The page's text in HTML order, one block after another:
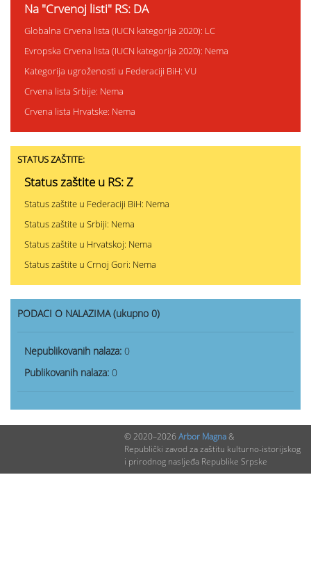
Na "Crvenoj listi" RS: DA
Globalna Crvena lista (IUCN kategorija 2020): LC
Evropska Crvena lista (IUCN kategorija 2020): Nema
Kategorija ugroženosti u Federaciji BiH: VU
Crvena lista Srbije: Nema
Crvena lista Hrvatske: Nema
STATUS ZAŠTITE:
Status zaštite u RS: Z
Status zaštite u Federaciji BiH: Nema
Status zaštite u Srbiji: Nema
Status zaštite u Hrvatskoj: Nema
Status zaštite u Crnoj Gori: Nema
PODACI O NALAZIMA (ukupno 0)
Nepublikovanih nalaza: 0
Publikovanih nalaza: 0
© 2020–2026 Arbor Magna&
Republički zavod za zaštitu kulturno-istorijskog
i prirodnog nasljeđa Republike Srpske